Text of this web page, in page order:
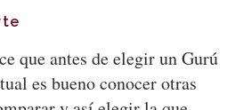
que antes de elegir un Gurú
es bueno conocer otras